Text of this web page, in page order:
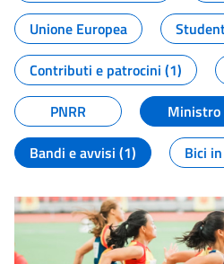
Unione Europea
Contributi e patrocini (1)
PNRR
Ministro
Bandi e avvisi (1)
Bici